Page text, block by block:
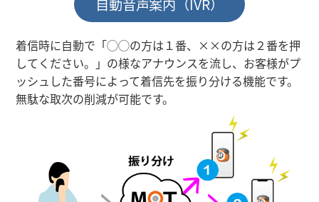
自動音声案内（IVR）
着信時に自動で「◯◯の方は１番、××の方は２番を押
してください。」の様なアナウンスを流し、お客様がプ
ッシュした番号によって着信先を振り分ける機能です。
無駄な取次の削減が可能です。